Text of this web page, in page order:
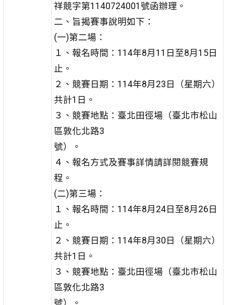
祥競字第1140724001號函辦理。
二、旨揭賽事說明如下：
(一)第二場：
１、報名時間：114年8月11日至8月15日
止。
２、競賽日期：114年8月23日（星期六）
共計1日。
３、競賽地點：臺北田徑場（臺北市松山
區敦化北路3
號）。
４、報名方式及賽事詳情請詳閱競賽規
程。
(二)第三場：
１、報名時間：114年8月24日至8月26日
止。
２、競賽日期：114年8月30日（星期六）
共計1日。
３、競賽地點：臺北田徑場（臺北市松山
區敦化北路3
號）。